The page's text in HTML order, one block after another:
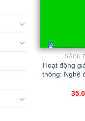
SÁCH
Hoạt động
thông: Nghệ